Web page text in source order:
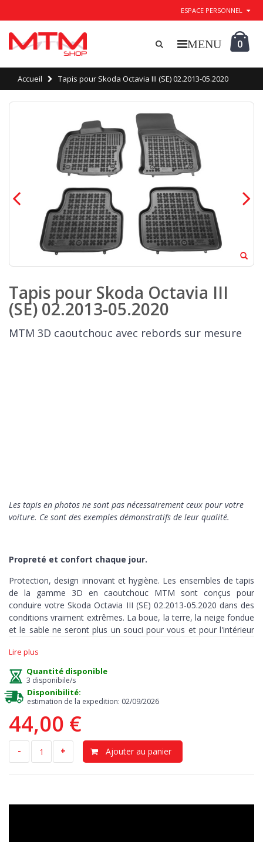
ESPACE PERSONNEL
0
Accueil Tapis pour Skoda Octavia III (SE) 02.2013-05.2020
Tapis pour Skoda Octavia III
(SE) 02.2013-05.2020
MTM 3D caoutchouc avec rebords sur mesure
Les tapis en photos ne sont pas nécessairement ceux pour votre
voiture. Ce sont des exemples démonstratifs de leur qualité.
Propreté et confort chaque jour.
Protection, design innovant et hygiène. Les ensembles de tapis
de la gamme 3D en caoutchouc MTM sont conçus pour
conduire votre Skoda Octavia III (SE) 02.2013-05.2020 dans des
conditions vraiment extrêmes. La boue, la terre, la neige fondue
et le sable ne seront plus un souci pour vous et pour l'intérieur
couvrir chaque recoinde votre habitacle
dans toutes les conditions météorologiques.
Protection> notre tapis est la meilleure solution contre la
saleté et l’humidité. Le plancher d’origine reste sec et propre,
évitant tout risque d’odeurs et de moisissure. Les bords en
Lire plus
Quantité disponible
3 disponibile/s
Disponibilité:
estimation de la expedition: 02/09/2026
44,00 €
- + Ajouter au panier